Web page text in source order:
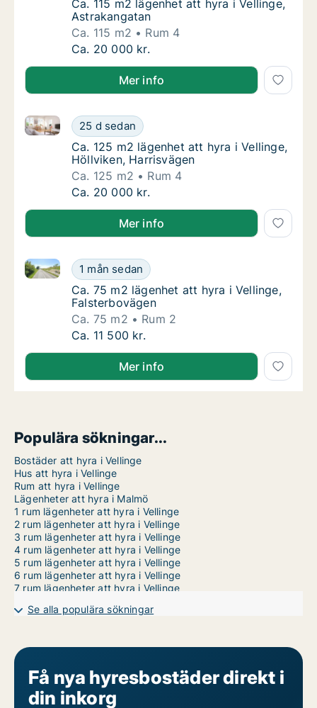
Ca. 115 m2 lägenhet att hyra i Vellinge,
Ca. 115 m2 lägenhet att hyra i Vellinge,
Astrakangatan
Ca. 115 m2
Rum 4
Ca. 115 m2 lägenhet att hyra i Vellinge,
Ca. 20 000 kr.
Mer info
Ca. 125 m2 lägenhet att hyra i Vellinge,
25 d sedan
Ca. 125 m2 lägenhet att hyra i Vellinge, Höllviken,
Ca. 125 m2 lägenhet att hyra i Vellinge,
Ca. 125 m2 lägenhet att hyra i Vellinge,
Höllviken, Harrisvägen
Ca. 125 m2
Rum 4
Ca. 125 m2 lägenhet att hyra i Vellinge,
Ca. 20 000 kr.
Mer info
Ca. 75 m2 lägenhet att hyra i Vellinge,
1 mån sedan
Ca. 75 m2 lägenhet att hyra i Vellinge,
Ca. 75 m2 lägenhet att hyra i Vellinge,
Ca. 75 m2 lägenhet att hyra i Vellinge,
Falsterbovägen
Ca. 75 m2
Rum 2
Ca. 75 m2 lägenhet att hyra i Vellinge,
Ca. 11 500 kr.
Mer info
Populära sökningar...
Bostäder att hyra i Vellinge
Hus att hyra i Vellinge
Rum att hyra i Vellinge
Lägenheter att hyra i Malmö
1 rum lägenheter att hyra i Vellinge
2 rum lägenheter att hyra i Vellinge
3 rum lägenheter att hyra i Vellinge
4 rum lägenheter att hyra i Vellinge
5 rum lägenheter att hyra i Vellinge
6 rum lägenheter att hyra i Vellinge
7 rum lägenheter att hyra i Vellinge
Se alla populära sökningar
Få nya hyresbostäder direkt i
din inkorg